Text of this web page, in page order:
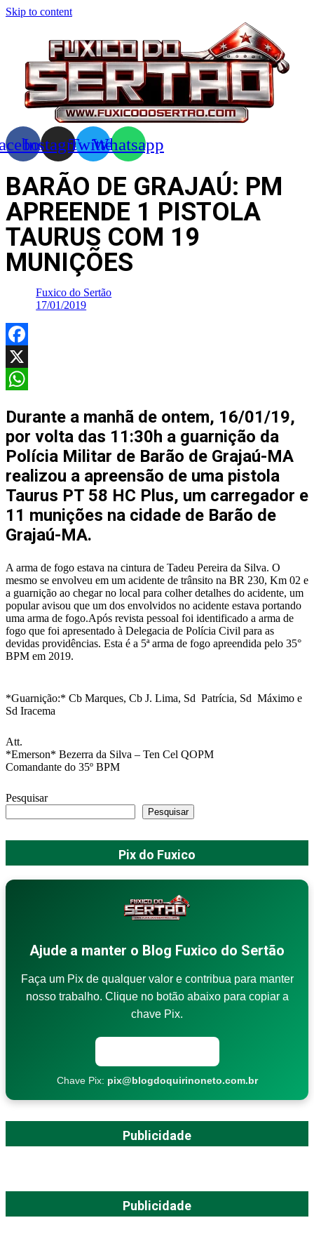
Skip to content
InstagramTwitterWhatsapp
BARÃO DE GRAJAÚ: PM
APREENDE 1 PISTOLA
TAURUS COM 19
MUNIÇÕES
Fuxico do Sertão
17/01/2019
Facebook
X
Durante a manhã de ontem, 16/01/19,
por volta das 11:30h a guarnição da
Polícia Militar de Barão de Grajaú-MA
realizou a apreensão de uma pistola
Taurus PT 58 HC Plus, um carregador e
11 munições na cidade de Barão de
Grajaú-MA.
A arma de fogo estava na cintura de Tadeu Pereira da Silva. O
mesmo se envolveu em um acidente de trânsito na BR 230, Km 02 e
a guarnição ao chegar no local para colher detalhes do acidente, um
popular avisou que um dos envolvidos no acidente estava portando
uma arma de fogo.Após revista pessoal foi identificado a arma de
fogo que foi apresentado à Delegacia de Polícia Civil para as
devidas providências. Esta é a 5ª arma de fogo apreendida pelo 35°
BPM em 2019.
*Guarnição:* Cb Marques, Cb J. Lima, Sd Patrícia, Sd Máximo e
Sd Iracema
Att.
*Emerson* Bezerra da Silva – Ten Cel QOPM
Comandante do 35º BPM
Pesquisar
Pesquisar
Pix do Fuxico
Ajude a manter o Blog Fuxico do Sertão
Faça um Pix de qualquer valor e contribua para manter
nosso trabalho. Clique no botão abaixo para copiar a
chave Pix.
Chave Pix: pix@blogdoquirinoneto.com.br
Publicidade
Publicidade